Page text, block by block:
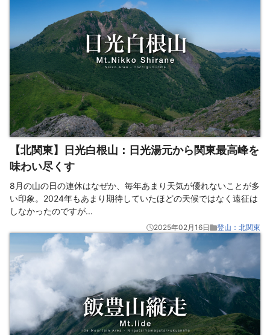
【北関東】日光白根山：日光湯元から関東最高峰を
味わい尽くす
8月の山の日の連休はなぜか、毎年あまり天気が優れないことが多
い印象。2024年もあまり期待していたほどの天候ではなく遠征は
しなかったのですが...
2025年02月16日 登山：北関東